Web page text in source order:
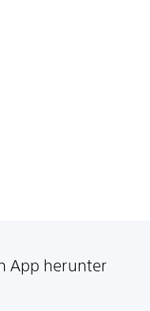
App herunter